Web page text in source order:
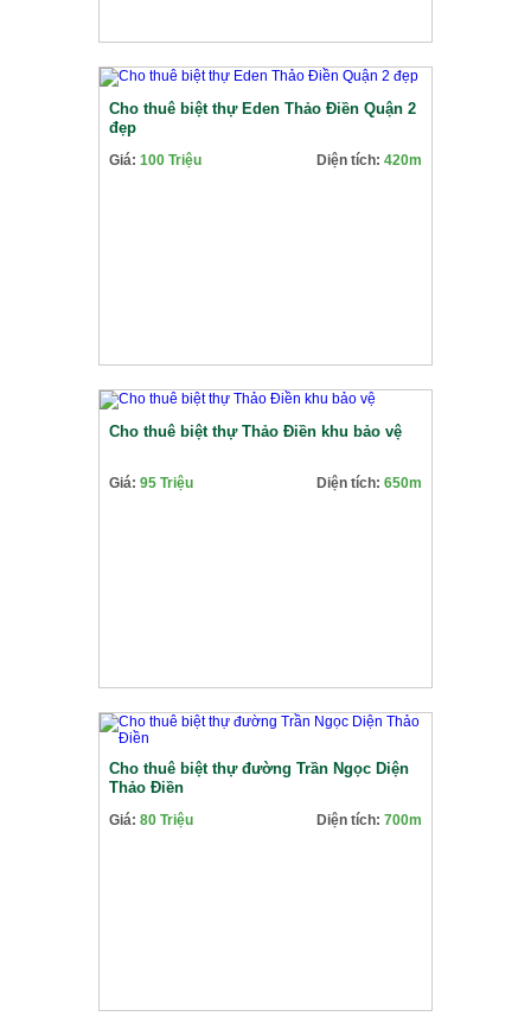
Cho thuê biệt thự Eden Thảo Điền Quận 2
đẹp
Giá: 100 Triệu Diện tích: 420m
Cho thuê biệt thự Thảo Điền khu bảo vệ
Giá: 95 Triệu Diện tích: 650m
Cho thuê biệt thự đường Trần Ngọc Diện
Thảo Điền
Giá: 80 Triệu Diện tích: 700m